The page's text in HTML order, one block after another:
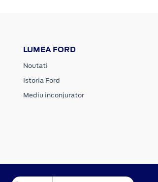
LUMEA FORD
Noutati
Istoria Ford
Mediu inconjurator